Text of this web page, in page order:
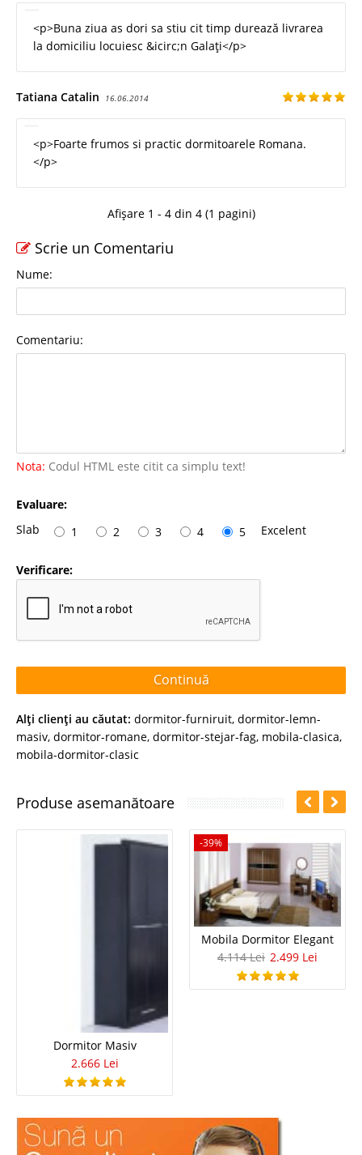
<p>Buna ziua as dori sa stiu cit timp durează livrarea
la domiciliu locuiesc &icirc;n Galați</p>
Tatiana Catalin 16.06.2014
<p>Foarte frumos si practic dormitoarele Romana.
</p>
Afișare 1 - 4 din 4 (1 pagini)
Scrie un Comentariu
Nume:
Comentariu:
Nota: Codul HTML este citit ca simplu text!
Evaluare:
Slab
1 2 3 4 5 Excelent
Verificare:
Continuă
Alţi clienţi au căutat: dormitor-furniruit, dormitor-lemn-
masiv, dormitor-romane, dormitor-stejar-fag, mobila-clasica,
mobila-dormitor-clasic
Produse asemanătoare
Dormitor Masiv
2.666 Lei
-39%
Mobila Dormitor Elegant
4.114 Lei 2.499 Lei